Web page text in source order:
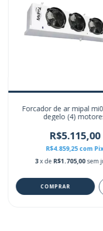
Forcador de ar mipal
degelo (4)
R$5.115,00
R$4.859,25com
3x de R$1.705,00 sem